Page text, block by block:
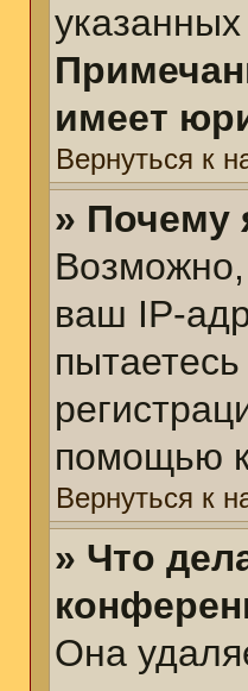
имеет
Вернуться к
» Почему
ваш IP-
помощью
Вернуться к
» Что
Она